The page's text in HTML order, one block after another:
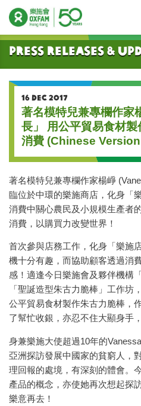
Start main content
Press Releases &
16 DEC 2017
著名模特兒兼專欄作
長」 用公平貿易食材
消費 (Chinese
著名模特兒兼專欄作家楊崢
臨位於中環的樂施商店，化身「
消費中關心農民及小規模生產者
消費，以購買力改變世界！
首次參與店務工作，化身「樂施
機十分有趣，而協助顧客透過消
感！適逢今日樂施會及夥伴機構
「聖誕造型朱古力脆棒」工作坊
公平貿易食材製作朱古力脆棒，
了幫忙收銀，亦忍不住大顯身手
身兼樂施大使超過10年的
亞洲探訪發展中國家的貧窮人，
理回報的處境，有深刻的體會。
產品的概念，亦使她再次想起探
樂意再去！